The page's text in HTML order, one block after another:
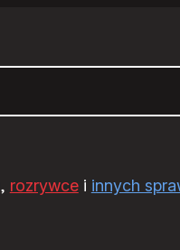
, rozrywcei innych